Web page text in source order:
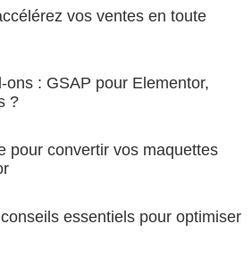
vos ventes en toute
ons : GSAP pour Elementor,
?
pour convertir vos maquettes
essentiels pour optimiser